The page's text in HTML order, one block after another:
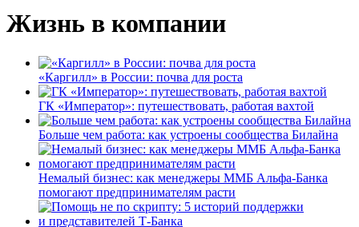
Жизнь в компании
«Каргилл» в России: почва для роста
ГК «Император»: путешествовать, работая вахтой
Больше чем работа: как устроены сообщества Билайна
Немалый бизнес: как менеджеры ММБ Альфа-Банка
помогают предпринимателям расти